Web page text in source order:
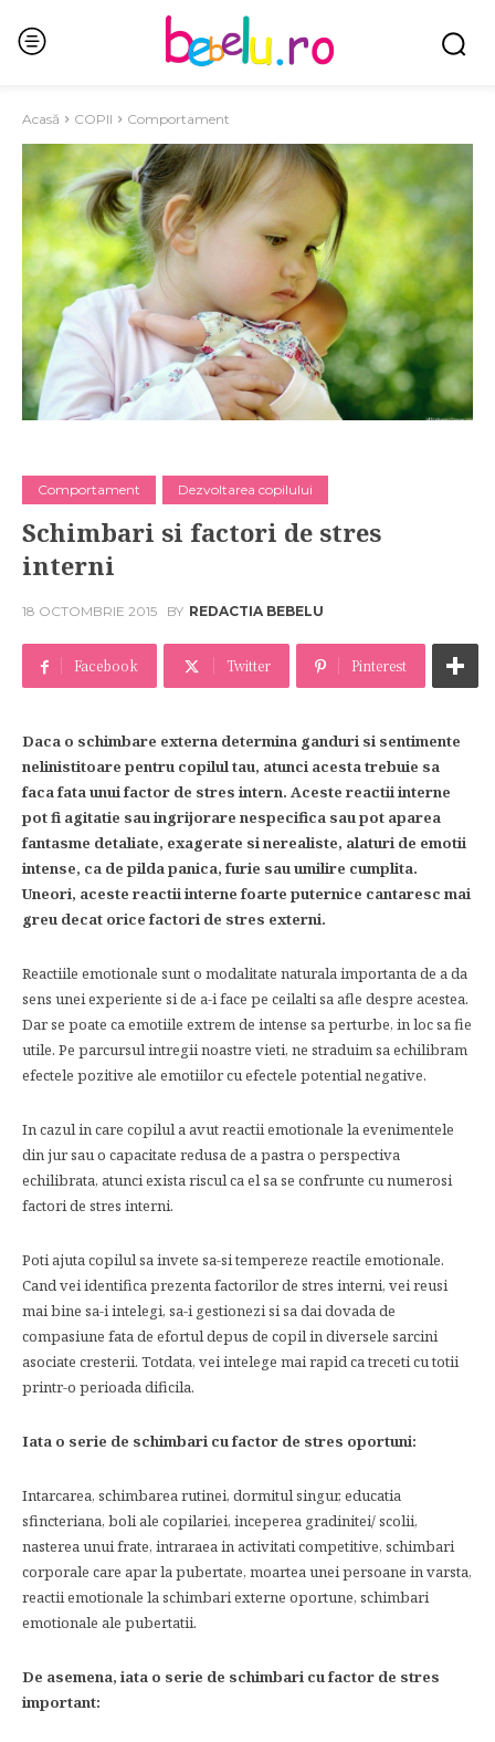
Acasă COPII Comportament
Comportament Dezvoltarea copilului
Schimbari si factori de stres
interni
18 OCTOMBRIE 2015 BY REDACTIA BEBELU
Facebook Twitter Pinterest
Daca o schimbare externa determina ganduri si sentimente
nelinistitoare pentru copilul tau, atunci acesta trebuie sa
faca fata unui factor de stres intern. Aceste reactii interne
pot fi agitatie sau ingrijorare nespecifica sau pot aparea
fantasme detaliate, exagerate si nerealiste, alaturi de emotii
intense, ca de pilda panica, furie sau umilire cumplita.
Uneori, aceste reactii interne foarte puternice cantaresc mai
greu decat orice factori de stres externi.
Reactiile emotionale sunt o modalitate naturala importanta de a da
sens unei experiente si de a-i face pe ceilalti sa afle despre acestea.
Dar se poate ca emotiile extrem de intense sa perturbe, in loc sa fie
utile. Pe parcursul intregii noastre vieti, ne straduim sa echilibram
efectele pozitive ale emotiilor cu efectele potential negative.
In cazul in care copilul a avut reactii emotionale la evenimentele
din jur sau o capacitate redusa de a pastra o perspectiva
echilibrata, atunci exista riscul ca el sa se confrunte cu numerosi
factori de stres interni.
Poti ajuta copilul sa invete sa-si tempereze reactile emotionale.
Cand vei identifica prezenta factorilor de stres interni, vei reusi
mai bine sa-i intelegi, sa-i gestionezi si sa dai dovada de
compasiune fata de efortul depus de copil in diversele sarcini
asociate cresterii. Totdata, vei intelege mai rapid ca treceti cu totii
printr-o perioada dificila.
Iata o serie de schimbari cu factor de stres oportuni:
Intarcarea, schimbarea rutinei, dormitul singur, educatia
sfincteriana, boli ale copilariei, inceperea gradinitei/ scolii,
nasterea unui frate, intraraea in activitati competitive, schimbari
corporale care apar la pubertate, moartea unei persoane in varsta,
reactii emotionale la schimbari externe oportune, schimbari
emotionale ale pubertatii.
De asemena, iata o serie de schimbari cu factor de stres
important: